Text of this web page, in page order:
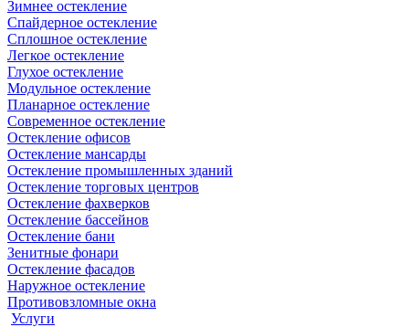
Зимнее остекление
Спайдерное остекление
Сплошное остекление
Легкое остекление
Глухое остекление
Модульное остекление
Планарное остекление
Современное остекление
Остекление офисов
Остекление мансарды
Остекление промышленных зданий
Остекление торговых центров
Остекление фахверков
Остекление бассейнов
Остекление бани
Зенитные фонари
Остекление фасадов
Наружное остекление
Противовзломные окна
Услуги